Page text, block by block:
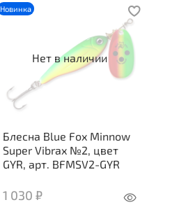
Нет в наличии
Новинка
Блесна Blue Fox Minnow
Super Vibrax №2, цвет
GYR, арт. BFMSV2-GYR
1 030 ₽